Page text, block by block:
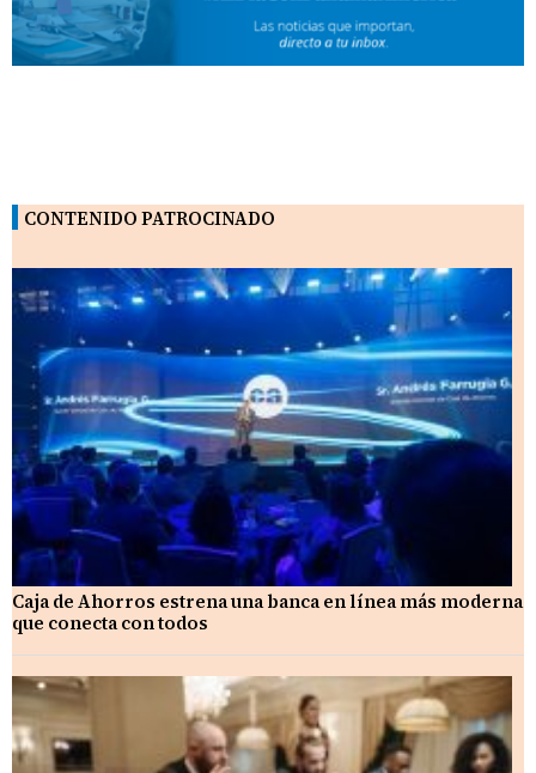
CONTENIDO PATROCINADO
Caja de Ahorros estrena una banca en línea más moderna
que conecta con todos